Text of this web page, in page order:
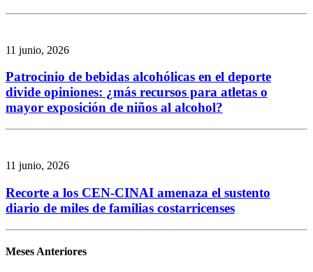
11 junio, 2026
Patrocinio de bebidas alcohólicas en el deporte
divide opiniones: ¿más recursos para atletas o
mayor exposición de niños al alcohol?
11 junio, 2026
Recorte a los CEN-CINAI amenaza el sustento
diario de miles de familias costarricenses
Meses Anteriores